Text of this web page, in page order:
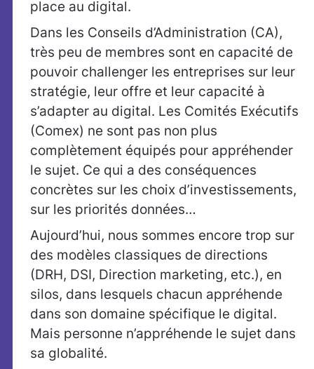
place au digital.
Dans les Conseils d’Administration (CA),
très peu de membres sont en capacité de
pouvoir challenger les entreprises sur leur
stratégie, leur offre et leur capacité à
s’adapter au digital. Les Comités Exécutifs
(Comex) ne sont pas non plus
complètement équipés pour appréhender
le sujet. Ce qui a des conséquences
concrètes sur les choix d’investissements,
sur les priorités données…
Aujourd’hui, nous sommes encore trop sur
des modèles classiques de directions
(DRH, DSI, Direction marketing, etc.), en
silos, dans lesquels chacun appréhende
dans son domaine spécifique le digital.
Mais personne n’appréhende le sujet dans
sa globalité.